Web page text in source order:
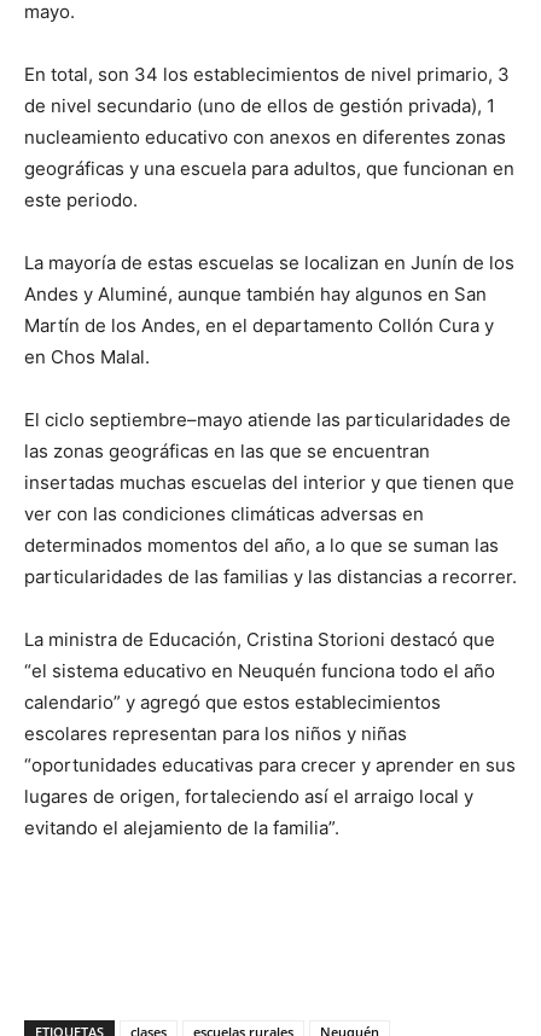
mayo.
En total, son 34 los establecimientos de nivel primario, 3
de nivel secundario (uno de ellos de gestión privada), 1
nucleamiento educativo con anexos en diferentes zonas
geográficas y una escuela para adultos, que funcionan en
este periodo.
La mayoría de estas escuelas se localizan en Junín de los
Andes y Aluminé, aunque también hay algunos en San
Martín de los Andes, en el departamento Collón Cura y
en Chos Malal.
El ciclo septiembre–mayo atiende las particularidades de
las zonas geográficas en las que se encuentran
insertadas muchas escuelas del interior y que tienen que
ver con las condiciones climáticas adversas en
determinados momentos del año, a lo que se suman las
particularidades de las familias y las distancias a recorrer.
La ministra de Educación, Cristina Storioni destacó que
“el sistema educativo en Neuquén funciona todo el año
calendario” y agregó que estos establecimientos
escolares representan para los niños y niñas
“oportunidades educativas para crecer y aprender en sus
lugares de origen, fortaleciendo así el arraigo local y
evitando el alejamiento de la familia”.
ETIQUETAS clases escuelas rurales Neuquén